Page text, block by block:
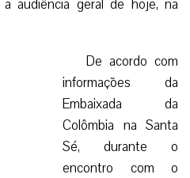
audiência geral de hoje, na
De acordo com
informações da
Embaixada da
Colômbia na Santa
Sé, durante o
encontro com o